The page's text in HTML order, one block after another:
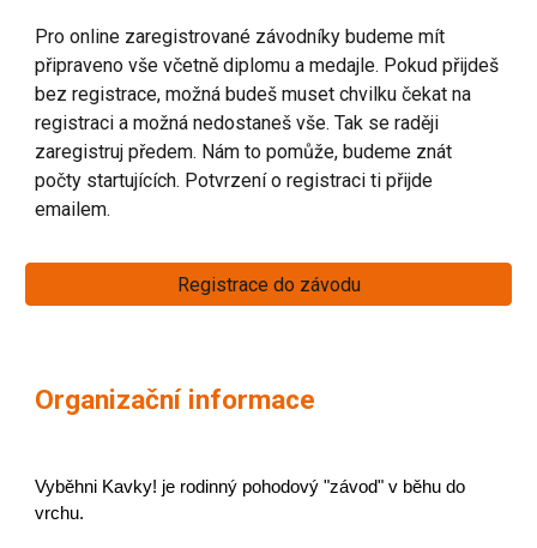
Pro online zaregistrované závodníky budeme mít
připraveno vše včetně diplomu a medajle. Pokud přijdeš
bez registrace, možná budeš muset chvilku čekat na
registraci a možná nedostaneš vše. Tak se raději
zaregistruj předem. Nám to pomůže, budeme znát
počty startujících. Potvrzení o registraci ti přijde
emailem.
Registrace do závodu
Organizační informace
Vyběhni Kavky! je rodinný pohodový "závod" v běhu do
vrchu.